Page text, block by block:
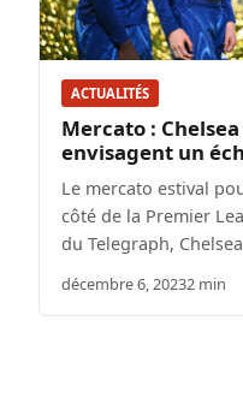
ACTUALITÉS
Mercato :
envisagent un
Le mercato estival
côté de la Premier
du Telegraph,
décembre 6, 20232 min